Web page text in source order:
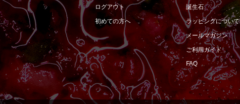
ログアウト
初めての方へ
誕生石
ラッピングについて
メールマガジン
ご利用ガイド
FAQ